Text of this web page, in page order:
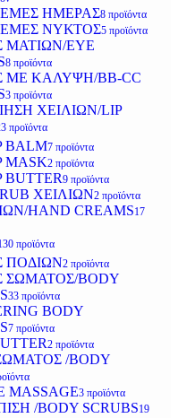
ΗΜΕΡΑΣ8 προϊόντα
ΝΥΚΤΟΣ5 προϊόντα
EYE
8 προϊόντα
ΜΕ ΚΑΛΥΨΗ/BB-CC
3 προϊόντα
ΧΕΙΛΙΩΝ/LIP
προϊόντα
BALM7 προϊόντα
MASK2 προϊόντα
BUTTER9 προϊόντα
ΧΕΙΛΙΩΝ2 προϊόντα
HAND CREAMS17
προϊόντα
ΠΟΔΙΩΝ2 προϊόντα
ΣΩΜΑΤΟΣ/BODY
33 προϊόντα
BODY
7 προϊόντα
2 προϊόντα
/BODY
MASSAGE3 προϊόντα
/BODY SCRUBS19